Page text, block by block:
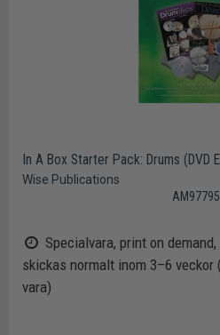
In A Box Starter Pack: Drums (DVD
Wise Publications
Specialvara, print on
skickas normalt inom 3–6
vara)